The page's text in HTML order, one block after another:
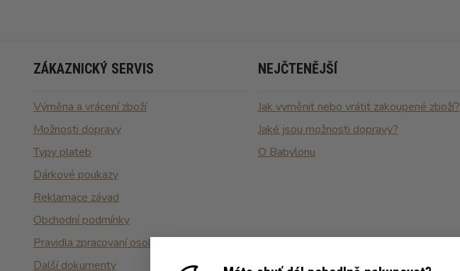
ZÁKAZNICKÝ SERVIS
Výměna a vrácení zboží
Možnosti dopravy
Typy plateb
Dárkové poukazy
Reklamace závad
Obchodní podmínky
Pravidla zpracovaní osobních údajů
Další dokumenty
NEJČTENĚJŠÍ
Jak vyměnit nebo vrátit zakoupené zboží?
Jaké jsou možnosti dopravy?
O Babylonu